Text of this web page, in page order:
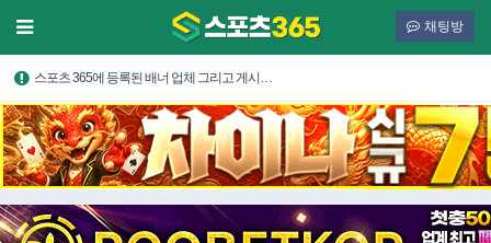
채팅방
스포츠 365에 등록된 배너 업체 그리고 게시…